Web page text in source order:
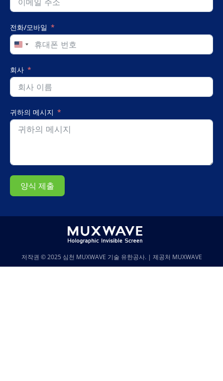
전화/모바일
United
States
+1
회사
귀하의 메시지
양식 제출
저작권 © 2025 심천 MUXWAVE 기술 유한공사. | 제공처 MUXWAVE